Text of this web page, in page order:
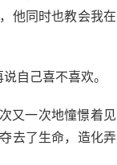
，他同时也教会我在
自己喜不喜欢。
又一次地憧憬着见
去了生命，造化弄